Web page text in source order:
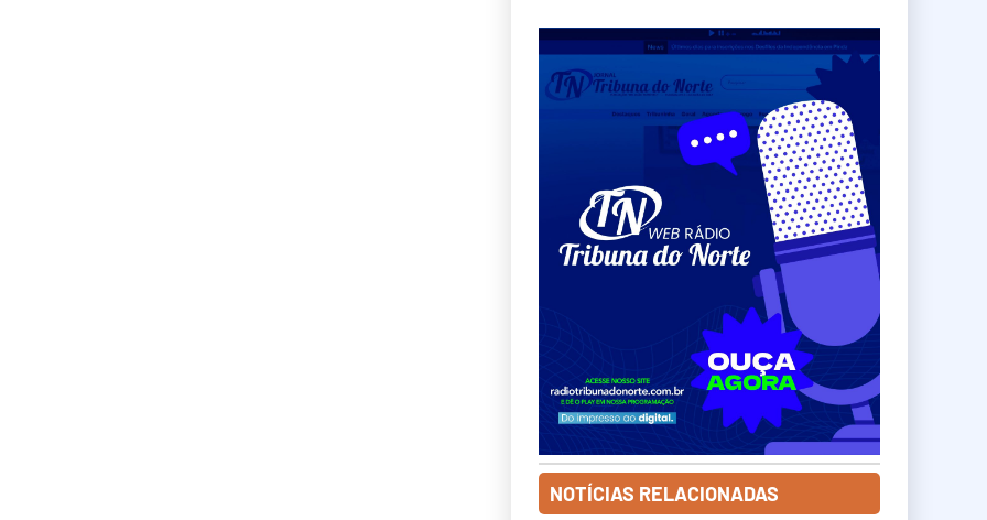
NOTÍCIAS RELACIONADAS